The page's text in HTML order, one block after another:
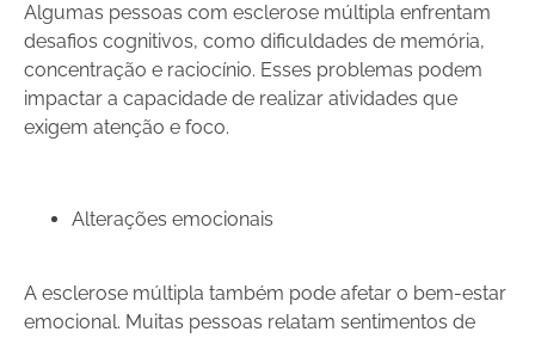
Algumas pessoas com esclerose múltipla enfrentam
desafios cognitivos, como dificuldades de memória,
concentração e raciocínio. Esses problemas podem
impactar a capacidade de realizar atividades que
exigem atenção e foco.
Alterações emocionais
A esclerose múltipla também pode afetar o bem-estar
emocional. Muitas pessoas relatam sentimentos de